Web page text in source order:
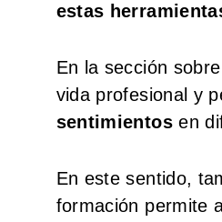
estas
En la sección
vida profesional y
sentimientosen
En este sentido,
formación permite